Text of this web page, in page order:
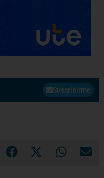
Suscribirme